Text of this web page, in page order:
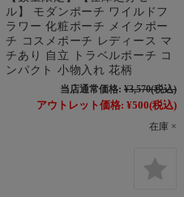
ル】 モダンポーチ ワイルドフ
ラワー 化粧ポーチ メイクポー
チ コスメポーチ レディース マ
チあり 自立 トラベルポーチ コ
ンパクト 小物入れ 花柄
当店通常価格: ¥3,570(税込)
アウトレット価格: ¥500(税込)
在庫 ×